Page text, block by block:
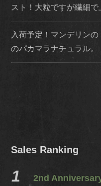
スト！大粒ですが繊細で
入荷予定！マンデリン
のパカマラナチュラル。
Sales Ranking
2nd